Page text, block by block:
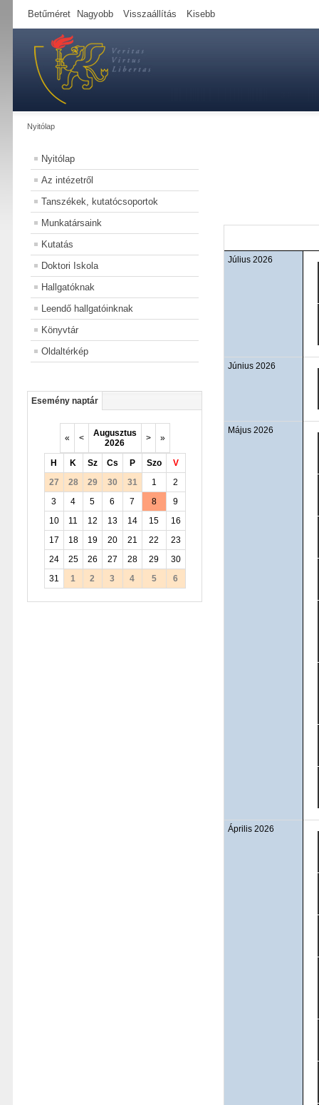
Betűméret Nagyobb Visszaállítás Kisebb
Nyitólap
Nyitólap
Az intézetről
Tanszékek, kutatócsoportok
Munkatársaink
Kutatás
Doktori Iskola
Hallgatóknak
Leendő hallgatóinknak
Könyvtár
Oldaltérkép
Esemény naptár
« <
Augusztus
2026
> »
H K Sz Cs P Szo
V
27
28 29 30 31 1
2
3
4 5 6 7 8
9
10
11 12 13 14 15
16
17
18 19 20 21 22
23
24
25 26 27 28 29
30
31
1 2 3 4 5 6
Július 2026
Június 2026
Május 2026
Április 2026